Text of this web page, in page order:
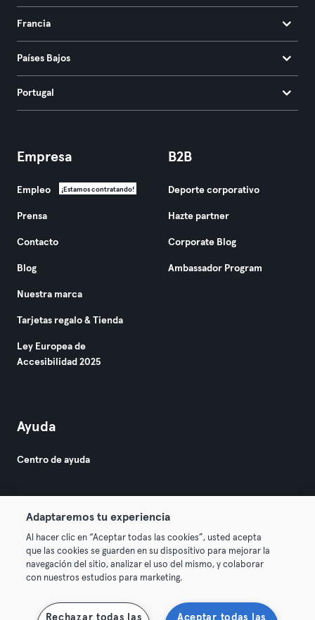
Francia
Países Bajos
Portugal
Empresa
Empleo ¡Estamos contratando!
Prensa
Contacto
Blog
Nuestra marca
Tarjetas regalo & Tienda
Ley Europea de
Accesibilidad 2025
B2B
Deporte corporativo
Hazte partner
Corporate Blog
Ambassador Program
Ayuda
Centro de ayuda
© 2026 Urban Sports Group GmbH. All rights reserved.
Términos y condiciones Privacidad
Rescindir contratos aquí Desistir de contratos aquí
Adaptaremos tu experiencia
Al hacer clic en “Aceptar todas las cookies”, usted acepta
que las cookies se guarden en su dispositivo para mejorar la
navegación del sitio, analizar el uso del mismo, y colaborar
con nuestros estudios para marketing.
Aceptar todas las
Rechazar todas las